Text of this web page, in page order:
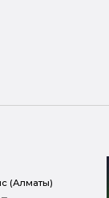
(Алматы)